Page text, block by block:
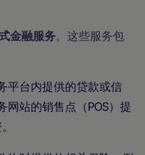
金融服务。这些服务包
平台内提供的贷款或信
网站的销售点（POS）提